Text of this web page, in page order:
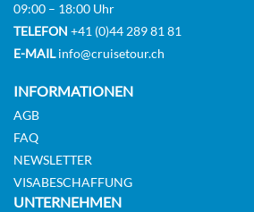
09:00 – 18:00 Uhr
TELEFON +41 (0)44 289 81 81
E-MAILinfo@cruisetour.ch
INFORMATIONEN
AGB
FAQ
NEWSLETTER
VISABESCHAFFUNG
UNTERNEHMEN